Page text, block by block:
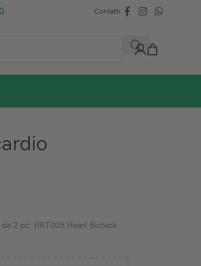
Contatti
2 pz. HRT005 Heart Bioteck